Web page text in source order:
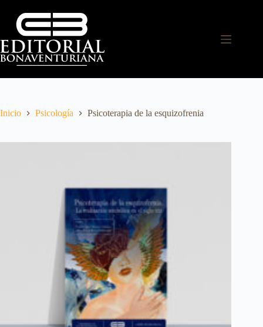
Inicio Psicología Psicoterapia de la esquizofrenia